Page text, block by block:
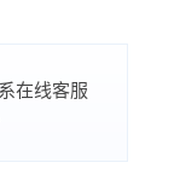
在线客服